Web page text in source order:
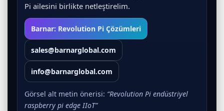
Pi ailesini birlikte netleştirelim.
Barnar: Revolution Pi Çözümleri
sales@barnarglobal.com
info@barnarglobal.com
Görsel alt metin önerisi: “Revolution Pi endüstriyel
raspberry pi edge IIoT”